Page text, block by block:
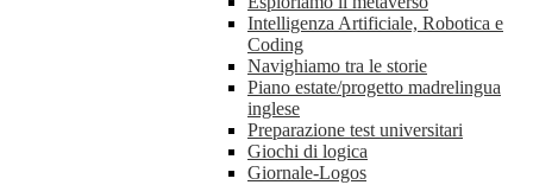
Intelligenza Artificiale, Robotica e
Coding
Navighiamo tra le storie
Piano estate/progetto madrelingua
inglese
Preparazione test universitari
Giochi di logica
Giornale-Logos